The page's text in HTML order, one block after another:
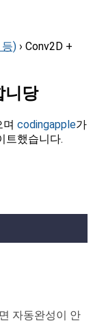
) › Conv2D +
니당
며 codingapple가
트했습니다.
자동완성이 안